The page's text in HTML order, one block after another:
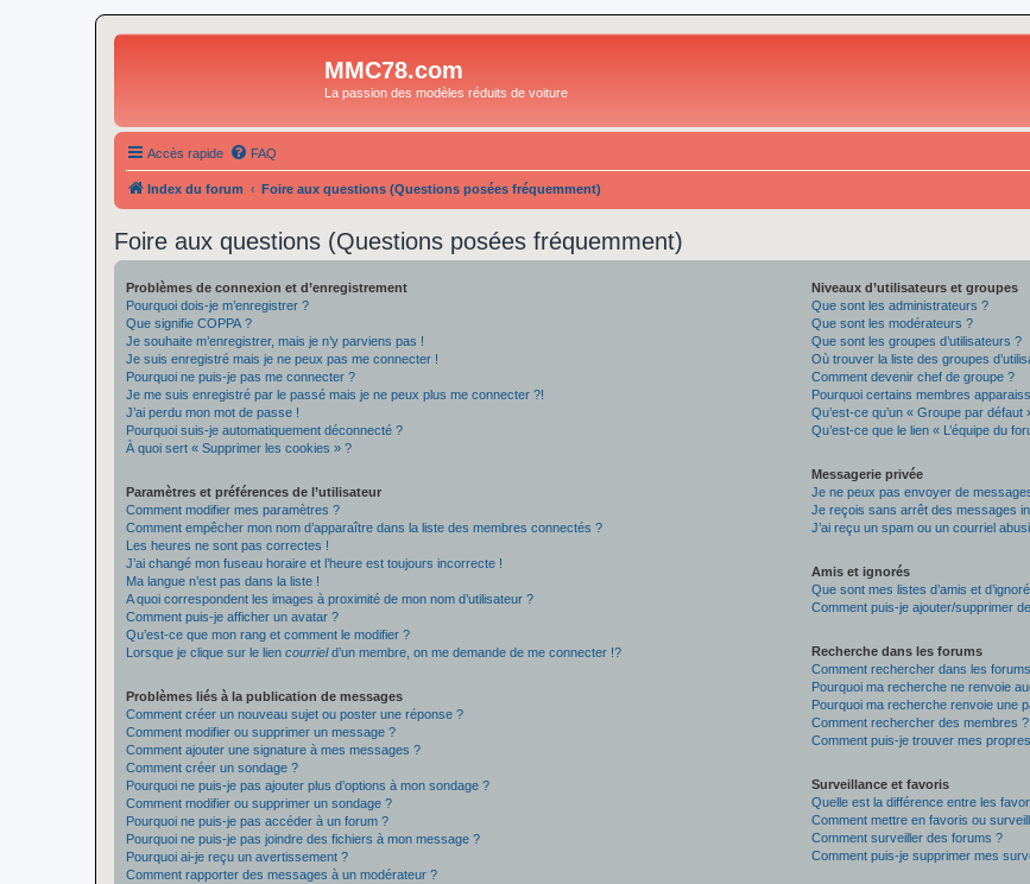
MMC78.com
La passion des modèles réduits de voiture
Accès rapide FAQ
Index du forum Foire aux questions (Questions posées fréquemment)
Foire aux questions (Questions posées fréquemment)
Problèmes de connexion et d’enregistrement
Pourquoi dois-je m’enregistrer ?
Que signifie COPPA ?
Je souhaite m’enregistrer, mais je n’y parviens pas !
Je suis enregistré mais je ne peux pas me connecter !
Pourquoi ne puis-je pas me connecter ?
Je me suis enregistré par le passé mais je ne peux plus me connecter ?!
J’ai perdu mon mot de passe !
Pourquoi suis-je automatiquement déconnecté ?
À quoi sert « Supprimer les cookies » ?
Paramètres et préférences de l’utilisateur
Comment modifier mes paramètres ?
Comment empêcher mon nom d’apparaître dans la liste des membres connectés ?
Les heures ne sont pas correctes !
J’ai changé mon fuseau horaire et l’heure est toujours incorrecte !
Ma langue n’est pas dans la liste !
A quoi correspondent les images à proximité de mon nom d’utilisateur ?
Comment puis-je afficher un avatar ?
Qu’est-ce que mon rang et comment le modifier ?
Lorsque je clique sur le lien courrield’un membre, on me demande de me connecter !?
Problèmes liés à la publication de messages
Comment créer un nouveau sujet ou poster une réponse ?
Comment modifier ou supprimer un message ?
Comment ajouter une signature à mes messages ?
Comment créer un sondage ?
Pourquoi ne puis-je pas ajouter plus d’options à mon sondage ?
Comment modifier ou supprimer un sondage ?
Pourquoi ne puis-je pas accéder à un forum ?
Pourquoi ne puis-je pas joindre des fichiers à mon message ?
Pourquoi ai-je reçu un avertissement ?
Comment rapporter des messages à un modérateur ?
Niveaux d’utilisateurs et groupes
Que sont les administrateurs ?
Que sont les modérateurs ?
Que sont les groupes d’utilisateurs ?
Où trouver la liste des groupes
Comment devenir chef de groupe ?
Pourquoi certains membres
Qu’est-ce qu’un « Groupe par défaut
Qu’est-ce que le lien « L’équipe du
Messagerie privée
Je ne peux pas envoyer de
Je reçois sans arrêt des messages
J’ai reçu un spam ou un courriel
Amis et ignorés
Que sont mes listes d’amis et
Comment puis-je ajouter/supprimer
Recherche dans les forums
Comment rechercher dans les
Pourquoi ma recherche ne renvoie
Pourquoi ma recherche renvoie une
Comment rechercher des membres ?
Comment puis-je trouver mes
Surveillance et favoris
Quelle est la différence entre les
Comment mettre en favoris ou
Comment surveiller des forums ?
Comment puis-je supprimer mes